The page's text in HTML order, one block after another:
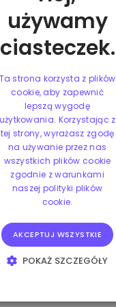
używamy
ciasteczek.
Ta strona korzysta z plików
cookie, aby zapewnić
lepszą wygodę
użytkowania. Korzystając z
tej strony, wyrażasz zgodę
na używanie przez nas
wszystkich plików cookie
zgodnie z warunkami
naszej polityki plików
cookie.
AKCEPTUJ WSZYSTKIE
POKAŻ SZCZEGÓŁY